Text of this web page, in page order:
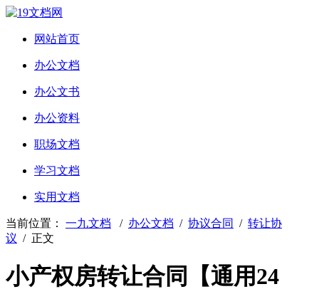
网站首页
办公文档
办公文书
办公资料
职场文档
学习文档
实用文档
当前位置： 一九文档 / 办公文档 / 协议合同 / 转让协
议 / 正文
小产权房转让合同【通用24